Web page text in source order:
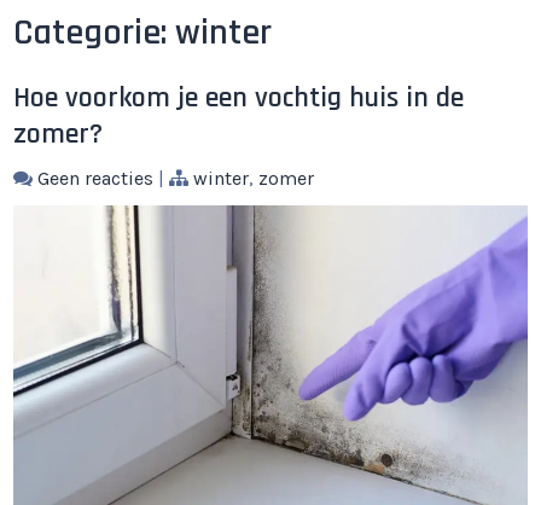
Categorie:winter
Hoe voorkom je een vochtig huis in de
zomer?
Geen reacties | winter, zomer